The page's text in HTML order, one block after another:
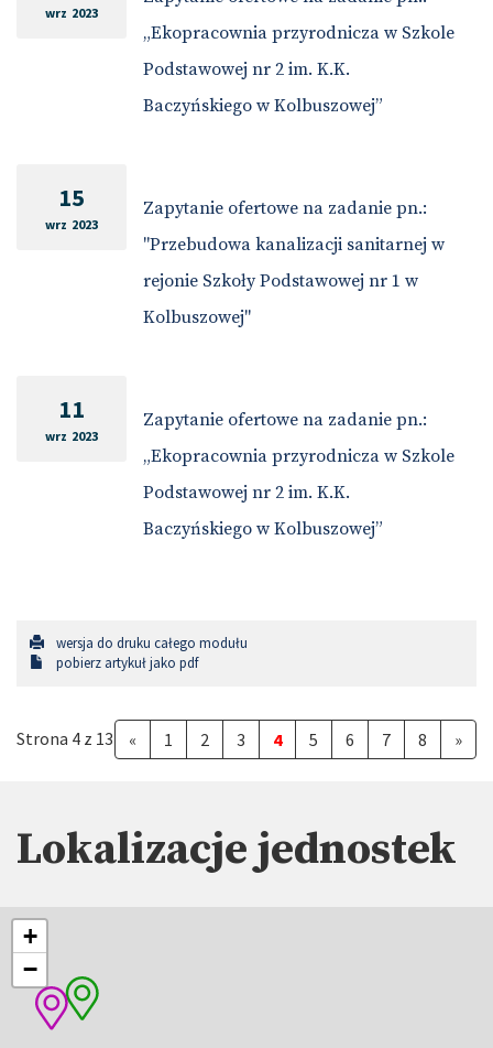
wrz 2023
„Ekopracownia przyrodnicza w Szkole
Podstawowej nr 2 im. K.K.
Baczyńskiego w Kolbuszowej”
15
wrz 2023
Zapytanie ofertowe na zadanie pn.:
"Przebudowa kanalizacji sanitarnej w
rejonie Szkoły Podstawowej nr 1 w
Kolbuszowej"
11
wrz 2023
Zapytanie ofertowe na zadanie pn.:
„Ekopracownia przyrodnicza w Szkole
Podstawowej nr 2 im. K.K.
Baczyńskiego w Kolbuszowej”
wersja do druku całego modułu
pobierz artykuł jako pdf
Strona 4 z 13 « 1 2 3 4 5 6 7 8 »
Lokalizacje jednostek
+
−